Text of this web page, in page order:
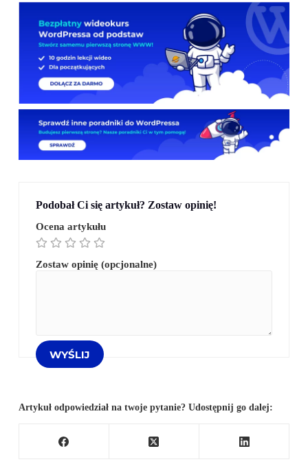
Podobał Ci się artykuł? Zostaw opinię!
Ocena artykułu
Zostaw opinię (opcjonalne)
Artykuł odpowiedział na twoje pytanie? Udostępnij go dalej: